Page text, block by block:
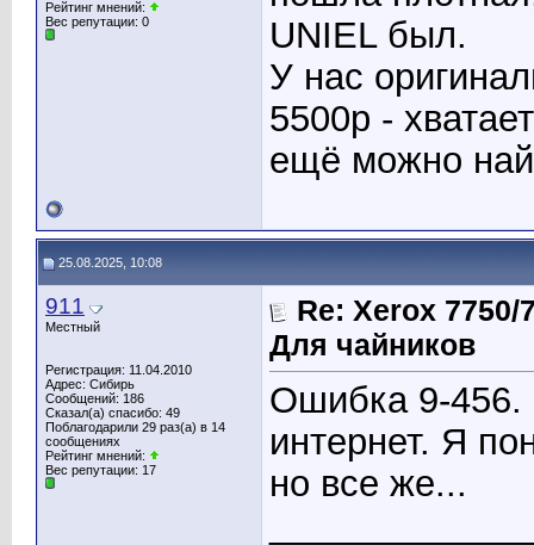
Рейтинг мнений:
Вес репутации: 0
UNIEL был.
У нас
5500р -
ещё можно
25.08.2025, 10:08
911
Местный
Регистрация: 11.04.2010
Адрес: Сибирь
Сообщений: 186
Сказал(а) спасибо: 49
Поблагодарили 29 раз(а) в 14
сообщениях
Рейтинг мнений:
Вес репутации: 17
Re: Xerox 7750/
Для чайников
Ошибка 9-456.
интернет. Я
но все же...